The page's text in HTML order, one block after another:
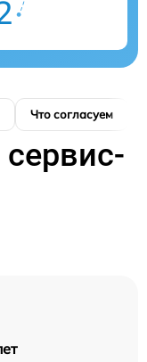
Что согласуем